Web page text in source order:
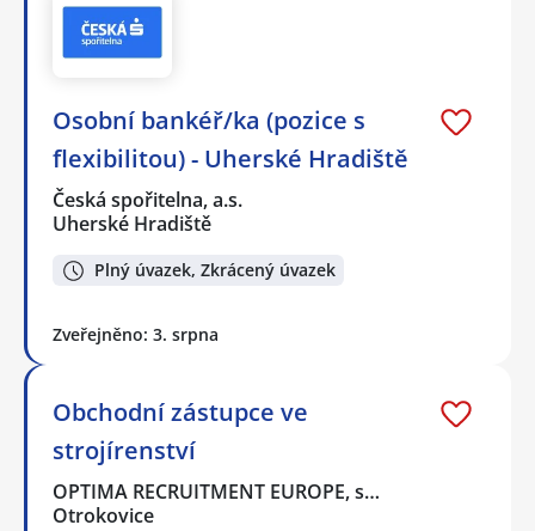
Osobní bankéř/ka (pozice s
flexibilitou) - Uherské Hradiště
Česká spořitelna, a.s.
Uherské Hradiště
Plný úvazek, Zkrácený úvazek
Zveřejněno: 3. srpna
Obchodní zástupce ve
strojírenství
OPTIMA RECRUITMENT EUROPE, s…
Otrokovice